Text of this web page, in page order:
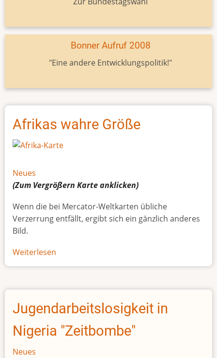
Bonner Aufruf 2008
"Eine andere Entwicklungspolitik!"
Afrikas wahre Größe
Neues
(Zum Vergrößern Karteanklicken)
Wenn die bei Mercator-Weltkarten übliche
Verzerrung entfällt, ergibt sich ein gänzlich anderes
Bild.
Weiterlesen
Afrikas
Größe
Jugendarbeitslosigkeit in
Nigeria "Zeitbombe"
Neues